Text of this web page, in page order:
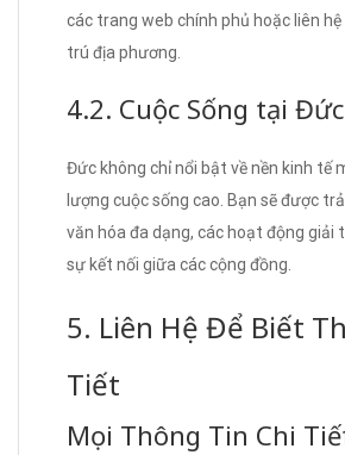
các trang web chính phủ hoặc liên hệ
trú địa phương.
4.2. Cuộc Sống tại Đức
Đức không chỉ nổi bật về nền kinh tế
lượng cuộc sống cao. Bạn sẽ được
văn hóa đa dạng, các hoạt động giải
sự kết nối giữa các cộng đồng.
5. Liên Hệ Để Biết
Tiết
Mọi Thông Tin Chi